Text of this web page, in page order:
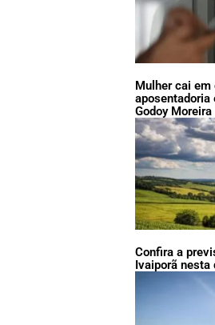
Mulher cai
Godoy Moreira
Confira a
Ivaiporã